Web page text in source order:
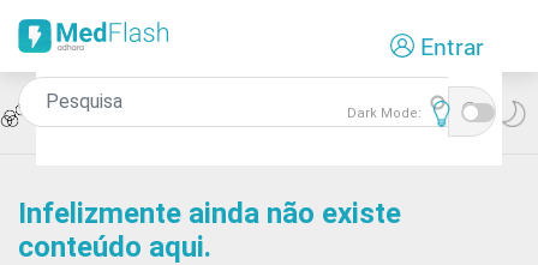
o
principal
Entrar
Icon Teste de Associação Dark Mode:
Infelizmente ainda não existe
conteúdo aqui.